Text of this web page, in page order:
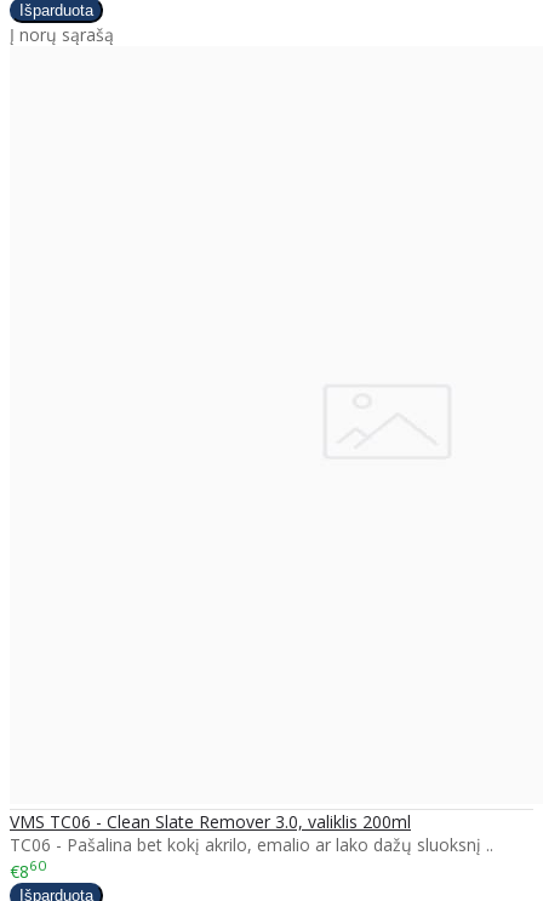
Į norų sąrašą
VMS TC06 - Clean Slate Remover 3.0, valiklis 200ml
TC06​ - Pašalina bet kokį akrilo, emalio ar lako dažų sluoksnį ..
€860